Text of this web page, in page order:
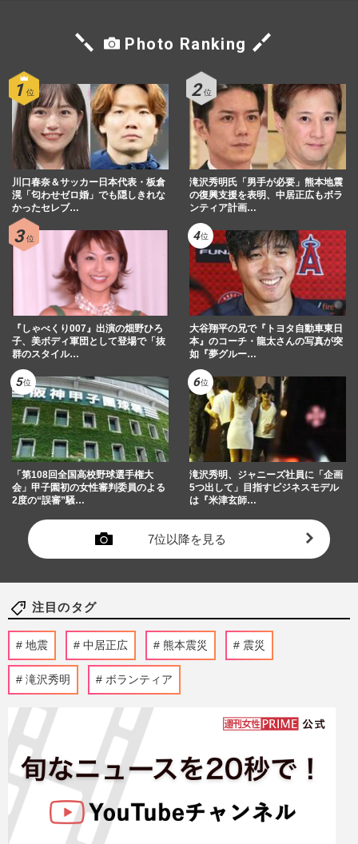
Photo Ranking
川口春奈＆サッカー日本代表・板倉
滉「匂わせゼロ婚」でも隠しきれな
かったセレブ…
滝沢秀明氏「男手が必要」熊本地震
の復興支援を表明、中居正広もボラ
ンティア計画…
『しゃべくり007』出演の畑野ひろ
子、美ボディ軍団として登場で「抜
群のスタイル…
大谷翔平の兄で『トヨタ自動車東日
本』のコーチ・龍太さんの写真が突
如『夢グルー…
「第108回全国高校野球選手権大
会」甲子園初の女性審判委員のよる
2度の“誤審”騒…
滝沢秀明、ジャニーズ社員に「企画
5つ出して」目指すビジネスモデル
は『米津玄師…
7位以降を見る
注目のタグ
地震 中居正広 熊本震災 震災
滝沢秀明 ボランティア